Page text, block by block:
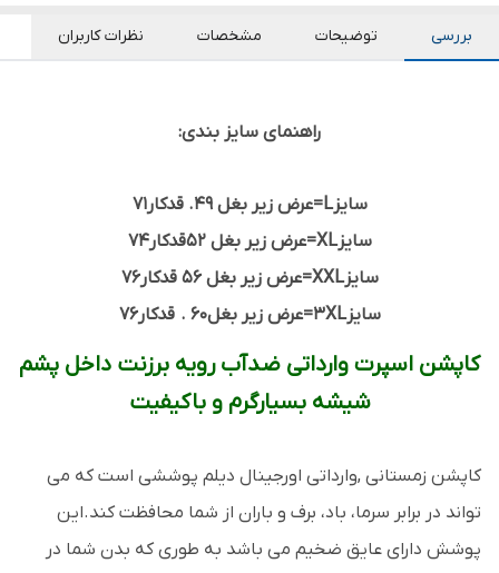
بررسی توضیحات مشخصات نظرات کاربران
راهنمای سایز بندی:
سایزL=عرض زیر بغل 49. قدکار71
سایزXL=عرض زیر بغل 52قدکار74
سایزXXL=عرض زیر بغل 56 قدکار76
سایز3XL=عرض زیر بغل60 . قدکار76
کاپشن اسپرت وارداتی ضدآب رویه برزنت داخل پشم
شیشه بسیارگرم و باکیفیت
کاپشن زمستانی ,وارداتی اورجینال دیلم پوششی است که می
تواند در برابر سرما، باد، برف و باران از شما محافظت کند.این
پوشش دارای عایق ضخیم می باشد به طوری که بدن شما در